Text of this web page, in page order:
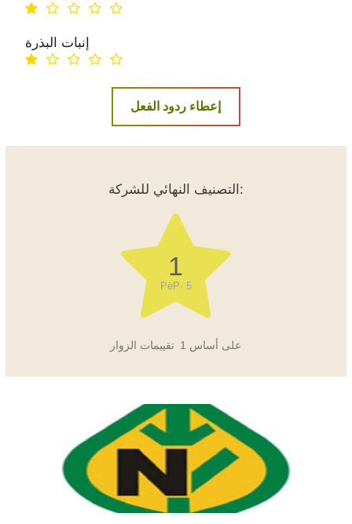
إنبات البذرة
إعطاء ردود الفعل
التصنيف النهائي للشركة:
1
على أساس 1 تقييمات الزوار